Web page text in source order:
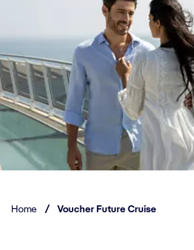
Home / Voucher Future Cruise